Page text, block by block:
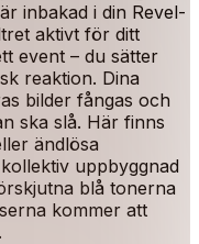
inbakad i din Revel-
aktivt för ditt
event – du sätter
reaktion. Dina
bilder fångas och
ska slå. Här finns
ändlösa
uppbyggnad
blå tonerna
kommer att